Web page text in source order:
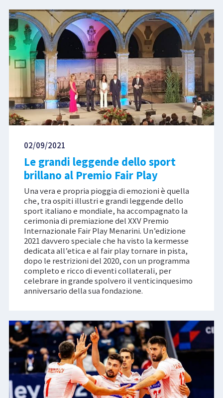
02/09/2021
Le grandi leggende dello sport
brillano al Premio Fair Play
Una vera e propria pioggia di emozioni è quella
che, tra ospiti illustri e grandi leggende dello
sport italiano e mondiale, ha accompagnato la
cerimonia di premiazione del XXV Premio
Internazionale Fair Play Menarini. Un’edizione
2021 davvero speciale che ha visto la kermesse
dedicata all’etica e al fair play tornare in pista,
dopo le restrizioni del 2020, con un programma
completo e ricco di eventi collaterali, per
celebrare in grande spolvero il venticinquesimo
anniversario della sua fondazione.